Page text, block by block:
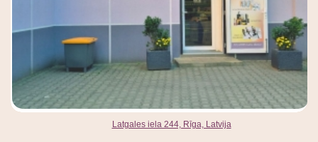
Latgales iela 244, Rīga, Latvija